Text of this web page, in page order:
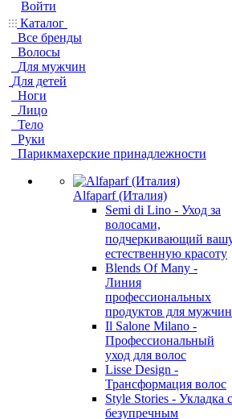
Войти
Каталог
Все бренды
Волосы
Для мужчин
Для детей
Ноги
Лицо
Тело
Руки
Парикмахерские принадлежности
Alfaparf (Италия)
Semi di Lino - Уход за
волосами,
подчеркивающий
естественную красоту
Blends Of Many -
Линия
профессиональных
продуктов для мужчин
Il Salone Milano -
Профессиональный
уход для волос
Lisse Design -
Трансформация волос
Style Stories - Укладка с
безупречным